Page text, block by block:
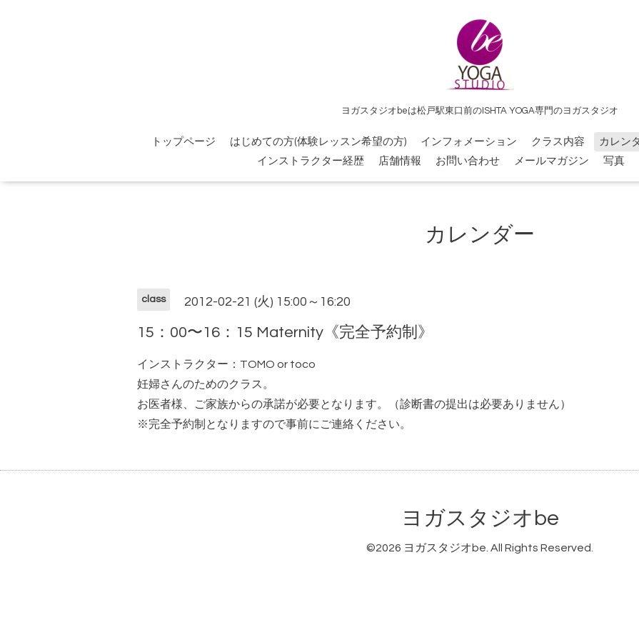
ヨガスタジオbeは松戸駅東口前のISHTA YOGA専門のヨガスタジオ
トップページ はじめての方(体験レッスン希望の方) インフォメーション クラス内容 カレン
インストラクター経歴
店舗情報 お問い合わせ メールマガジン 写真
カレンダー
class 2012-02-21 (火) 15:00～16:20
15：00〜16：15 Maternity《完全予約制》
インストラクター：TOMO or toco
妊婦さんのためのクラス。
お医者様、ご家族からの承諾が必要となります。（診断書の提出は必要ありません）
※完全予約制となりますので事前にご連絡ください。
ヨガスタジオbe
©2026 ヨガスタジオbe. All Rights Reserved.